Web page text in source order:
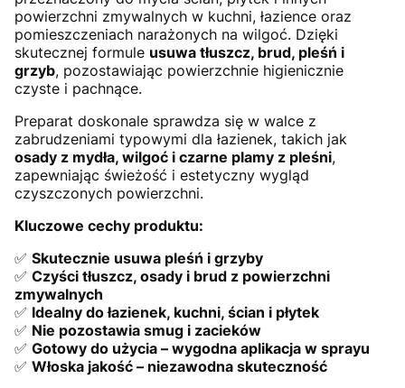
powierzchni zmywalnych w kuchni, łazience oraz
pomieszczeniach narażonych na wilgoć. Dzięki
skutecznej formule usuwa tłuszcz, brud, pleśń i
grzyb, pozostawiając powierzchnie higienicznie
czyste i pachnące.
Preparat doskonale sprawdza się w walce z
zabrudzeniami typowymi dla łazienek, takich jak
osady z mydła, wilgoć i czarne plamy z pleśni,
zapewniając świeżość i estetyczny wygląd
czyszczonych powierzchni.
Kluczowe cechy produktu:
✅ Skutecznie usuwa pleśń i grzyby
✅ Czyści tłuszcz, osady i brud z powierzchni
zmywalnych
✅ Idealny do łazienek, kuchni, ścian i płytek
✅ Nie pozostawia smug i zacieków
✅ Gotowy do użycia – wygodna aplikacja w sprayu
✅ Włoska jakość – niezawodna skuteczność